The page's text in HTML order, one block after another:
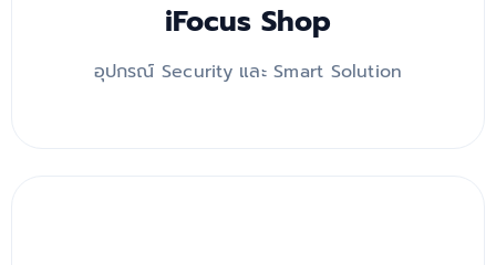
iFocus Shop
อุปกรณ์ Security และ Smart Solution